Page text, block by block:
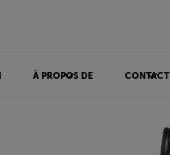
À PROPOS DE CONTACT